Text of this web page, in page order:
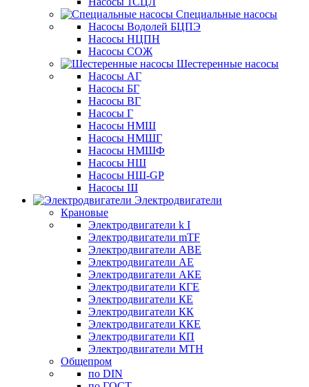
Специальные насосы
Насосы Водолей БЦПЭ
Насосы НЦПН
Насосы СОЖ
Шестеренные насосы
Насосы АГ
Насосы БГ
Насосы ВГ
Насосы Г
Насосы НМШ
Насосы НМШГ
Насосы НМШФ
Насосы НШ
Насосы НШ-GP
Насосы Ш
Электродвигатели
Крановые
Электродвигатели k I
Электродвигатели mTF
Электродвигатели АВЕ
Электродвигатели АЕ
Электродвигатели АКЕ
Электродвигатели КГЕ
Электродвигатели КЕ
Электродвигатели КК
Электродвигатели ККЕ
Электродвигатели КП
Электродвигатели МТН
Общепром
по DIN